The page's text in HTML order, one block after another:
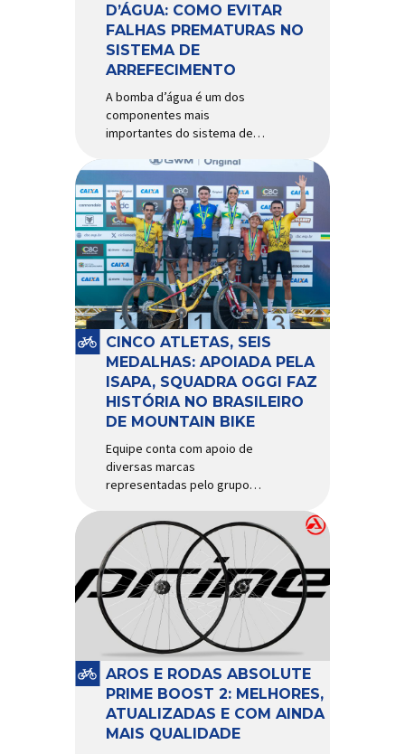
D’ÁGUA: COMO EVITAR
FALHAS PREMATURAS NO
SISTEMA DE
ARREFECIMENTO
A bomba d’água é um dos
componentes mais
importantes do sistema de
garantir a circulação contínua
do líquido de arrefecimento
entre motor, radiador e demais
componentes do sistema,
controlando a temperatura de
operação e evitando
superaquecimentos. Por
trabalhar constantemente
enquanto o motor está em
funcionamento, a bomba
d’água exige não apenas […]
CINCO ATLETAS, SEIS
MEDALHAS: APOIADA PELA
ISAPA, SQUADRA OGGI FAZ
HISTÓRIA NO BRASILEIRO
DE MOUNTAIN BIKE
Equipe conta com apoio de
diversas marcas
representadas pelo grupo
Finish Lline, Park Tool, Protaper
e Zéfal Histórico. Assim pode
ser definida a participação da
Squadra Oggi no Campeonato
Brasileiro de Mountain Bike
2026, realizado em São José
dos Campos-SP entre os dias
23 e 26 de julho. Com cinco […]
AROS E RODAS ABSOLUTE
PRIME BOOST 2: MELHORES,
ATUALIZADAS E COM AINDA
MAIS QUALIDADE